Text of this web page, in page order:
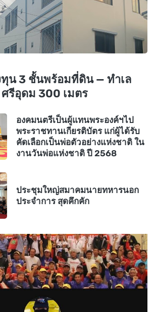
ทุน 3 ชั้นพร้อมที่ดิน — ทำเล
ศรีอุดม 300 เมตร
องคมนตรีเป็นผู้แทนพระองค์ฯไป
พระราชทานเกียรติบัตร แก่ผู้ได้รับ
คัดเลือกเป็นพ่อตัวอย่างแห่งชาติ ใน
งานวันพ่อแห่งชาติ ปี 2568
ประชุมใหญ่สมาคมนายทหารนอก
ประจำการ สุดคึกคัก